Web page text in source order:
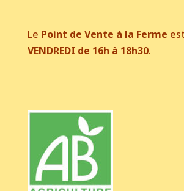
Le Point de Vente à la Ferme
VENDREDI de 16h à 18h30.